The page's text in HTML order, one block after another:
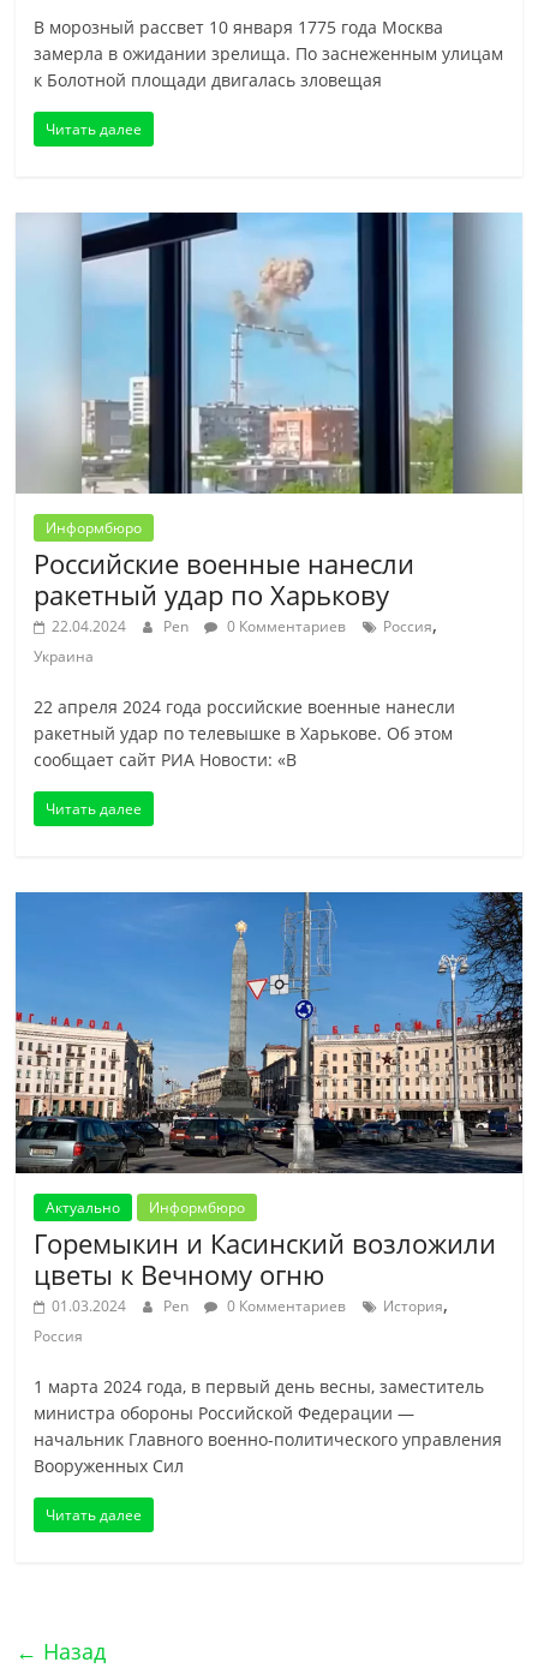
В морозный рассвет 10 января 1775 года Москва
замерла в ожидании зрелища. По заснеженным улицам
к Болотной площади двигалась зловещая
Читать далее
Информбюро
Российские военные нанесли
ракетный удар по Харькову
22.04.2024 Pen 0 Комментариев Россия,
Украина
22 апреля 2024 года российские военные нанесли
ракетный удар по телевышке в Харькове. Об этом
сообщает сайт РИА Новости: «В
Читать далее
Актуально Информбюро
Горемыкин и Касинский возложили
цветы к Вечному огню
01.03.2024 Pen 0 Комментариев История,
Россия
1 марта 2024 года, в первый день весны, заместитель
министра обороны Российской Федерации —
начальник Главного военно-политического управления
Вооруженных Сил
Читать далее
← Назад